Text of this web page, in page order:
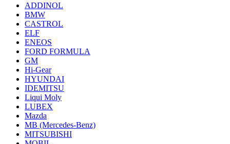
ADDINOL
BMW
CASTROL
ELF
ENEOS
FORD FORMULA
GM
Hi-Gear
HYUNDAI
IDEMITSU
Liqui Moly
LUBEX
Mazda
MB (Mercedes-Вenz)
MITSUBISHI